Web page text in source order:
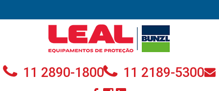
11 2890-1800 11 2189-5300